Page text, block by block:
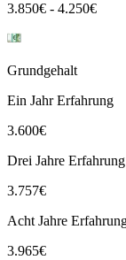
3.850€ - 4.250€
Grundgehalt
Ein Jahr Erfahrung
3.600€
Drei Jahre Erfahrung
3.757€
Acht Jahre
3.965€